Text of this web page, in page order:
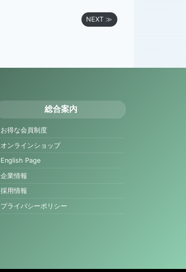
NEXT ≫
総合案内
お得な会員制度
オンラインショップ
English Page
企業情報
採用情報
プライバシーポリシー